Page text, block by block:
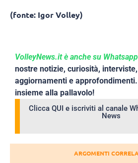
(fonte: Igor Volley)
VolleyNews.it è anche su Whatsapp
nostre notizie, curiosità,
aggiornamenti e
insieme alla pallavolo!
Clicca QUI e iscriviti al canale
News
ARGOMENTI